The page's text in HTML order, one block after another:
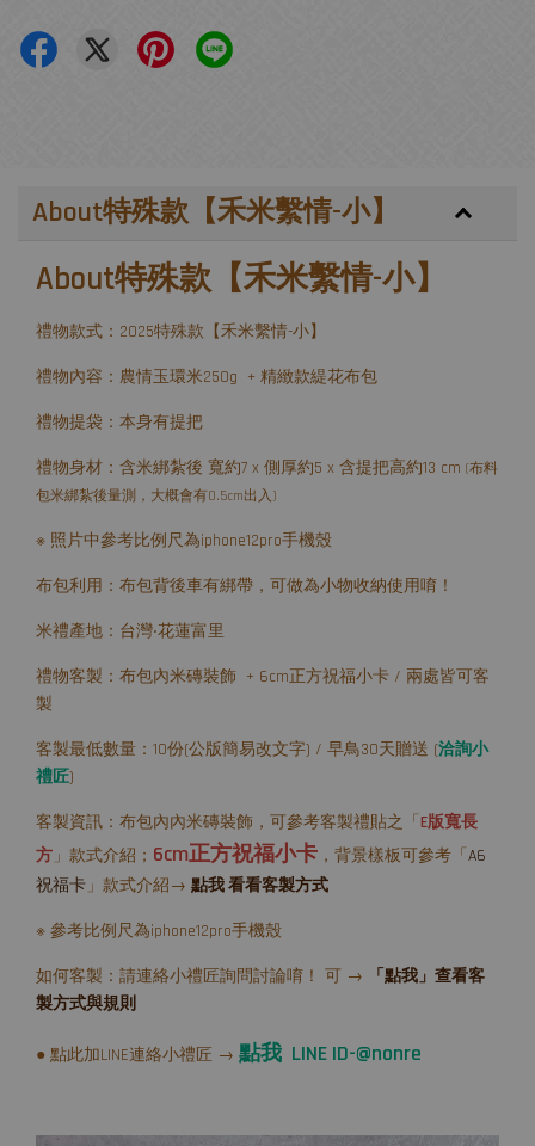
About特殊款【禾米繫情-小】
About特殊款【禾米繫情-小】
禮物款式：2025特殊款【禾米繫情-小】
禮物內容：農情玉環米250g + 精緻款緹花布包
禮物提袋：本身有提把
禮物身材：含米綁紮後 寬約7 x 側厚約5 x 含提把高約13 cm (布料
包米綁紮後量測，大概會有0.5cm出入)
※ 照片中參考比例尺為iphone12pro手機殼
布包利用：布包背後車有綁帶，可做為小物收納使用唷！
米禮產地：台灣‧花蓮富里
禮物客製：布包內米磚裝飾 + 6cm正方祝福小卡 / 兩處皆可客
製
客製最低數量：10份(公版簡易改文字) / 早鳥30天贈送 (洽詢小
禮匠)
客製資訊：布包內內米磚裝飾，可參考客製禮貼之「 E版寬長
方」款式介紹； 6cm正方祝福小卡 ，背景樣板可參考「 A6
祝福卡」款式介紹→ 點我 看看客製方式
※ 參考比例尺為iphone12pro手機殼
如何客製：請連絡小禮匠詢問討論唷！ 可 →
「點我」查看客
製方式與規則
● 點此加LINE連絡小禮匠 → 點我 LINE ID-@nonre